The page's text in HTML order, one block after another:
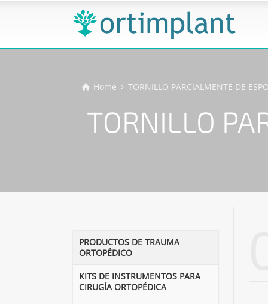
Home TORNILLO PARCIALMENTE DE
TORNILLO
PRODUCTOS DE TRAUMA
ORTOPÉDICO
KITS DE INSTRUMENTOS PARA
CIRUGÍA ORTOPÉDICA